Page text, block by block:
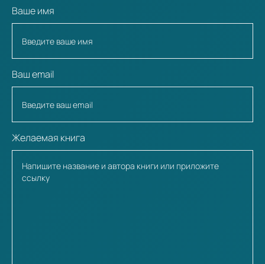
Ваше имя
Ваш email
Желаемая книга